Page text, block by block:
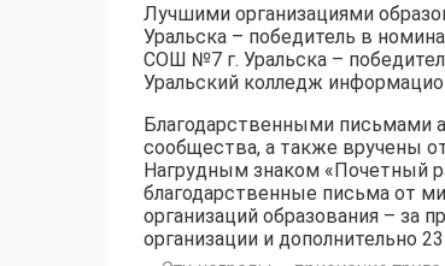
Лучшими организациями
Уральска – победитель в
СОШ №7 г. Уральска –
Уральский колледж
Благодарственными письмами
сообщества, а также вручены
Нагрудным знаком «Почетный
благодарственные письма от
организаций образования – за
организации и дополнительно